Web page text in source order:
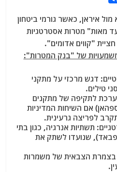
a
c
e
b
o
o
k
איראן, כאשר גורמי ביטחון
מאות" מטרות אסטרטגיות
"קווים אדומים".
של "בנק המטרות":
דגש מרכזי על מתקני
טילים.
לתקיפה של מתקנים
אם השיחות המדיניות
לפריצה גרעינית.
תשתיות אנרגיה, כגון בתי
שנועדו לשתק את
בצמרת הצבאית של משמרות